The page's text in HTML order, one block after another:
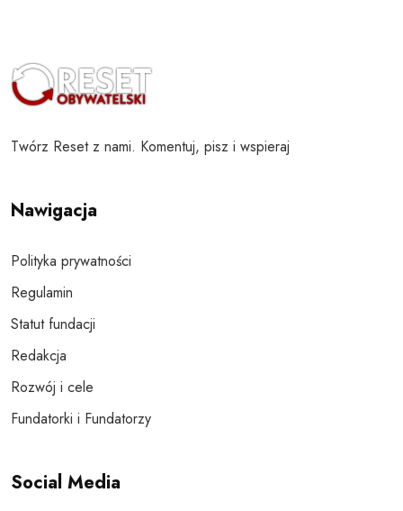
Twórz Reset z nami. Komentuj, pisz i wspieraj
Nawigacja
Polityka prywatności
Regulamin
Statut fundacji
Redakcja
Rozwój i cele
Fundatorki i Fundatorzy
Social Media